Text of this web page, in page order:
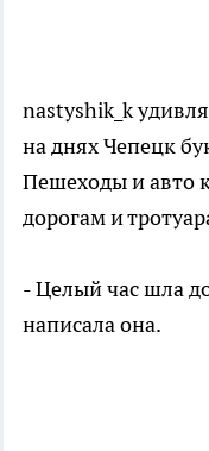
nastyshik_k
на днях Чепецк
Пешеходы и авто
дорогам и
- Целый час шла
написала она.